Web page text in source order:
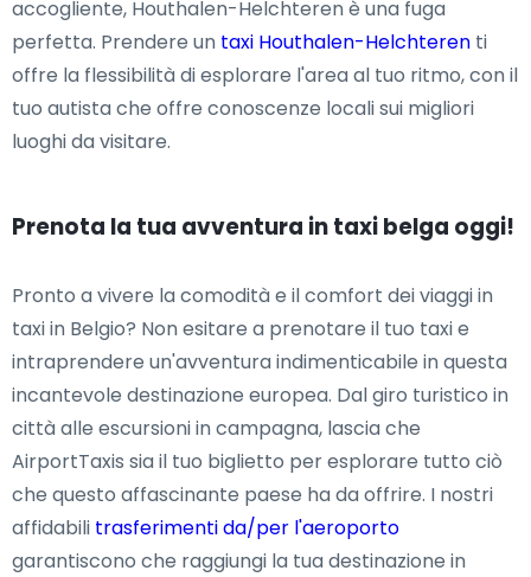
accogliente, Houthalen-Helchteren è una fuga
perfetta. Prendere un taxi Houthalen-Helchteren ti
offre la flessibilità di esplorare l'area al tuo ritmo, con il
tuo autista che offre conoscenze locali sui migliori
luoghi da visitare.
Prenota la tua avventura in taxi belga oggi!
Pronto a vivere la comodità e il comfort dei viaggi in
taxi in Belgio? Non esitare a prenotare il tuo taxi e
intraprendere un'avventura indimenticabile in questa
incantevole destinazione europea. Dal giro turistico in
città alle escursioni in campagna, lascia che
AirportTaxis sia il tuo biglietto per esplorare tutto ciò
che questo affascinante paese ha da offrire. I nostri
affidabili trasferimenti da/per l'aeroporto
garantiscono che raggiungi la tua destinazione in